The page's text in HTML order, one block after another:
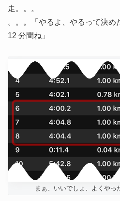
走。。。
。。。「やるよ、やるって決め
12 分間ね」
まぁ、いいでしょ、よくやっ